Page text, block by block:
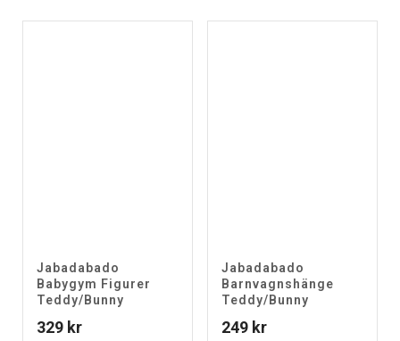
Jabadabado
Babygym Figurer
Teddy/Bunny
329 kr
Jabadabado
Barnvagnshänge
Teddy/Bunny
249 kr